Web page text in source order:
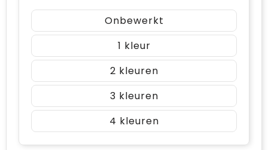
Onbewerkt
1
2
3
4